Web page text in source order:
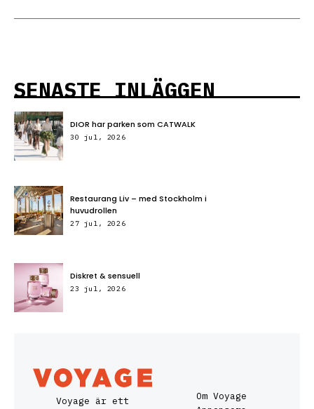
SENASTE INLÄGGEN
DIOR har parken som CATWALK
30 jul, 2026
Restaurang Liv – med Stockholm i
huvudrollen
27 jul, 2026
Diskret & sensuell
23 jul, 2026
Voyage är ett
Om Voyage